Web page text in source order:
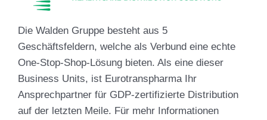
Die Walden Gruppe besteht aus 5
Geschäftsfeldern, welche als Verbund eine echte
One-Stop-Shop-Lösung bieten. Als eine dieser
Business Units, ist Eurotranspharma Ihr
Ansprechpartner für GDP-zertifizierte Distribution
auf der letzten Meile. Für mehr Informationen